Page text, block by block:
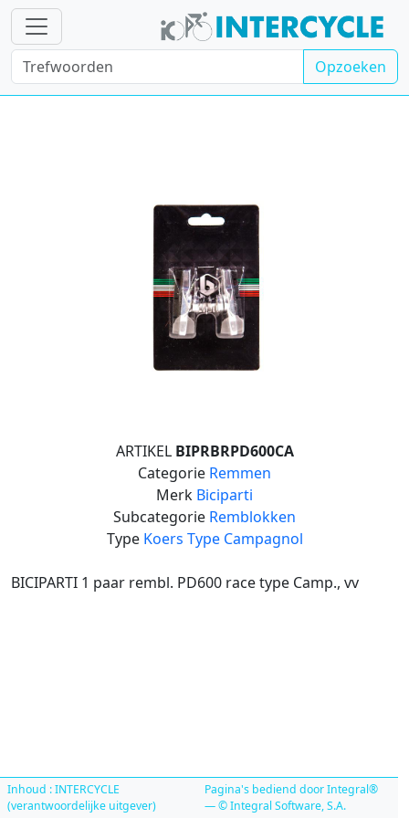
Opzoeken
ARTIKEL BIPRBRPD600CA
Categorie Remmen
Merk Biciparti
Subcategorie Remblokken
Type Koers Type Campagnol
BICIPARTI 1 paar rembl. PD600 race type Camp., vv
Inhoud : INTERCYCLE
(verantwoordelijke uitgever)
Pagina's bediend door Integral®
— © Integral Software, S.A.